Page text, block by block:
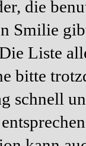
die
Smilie
Liste
bitte
schnell